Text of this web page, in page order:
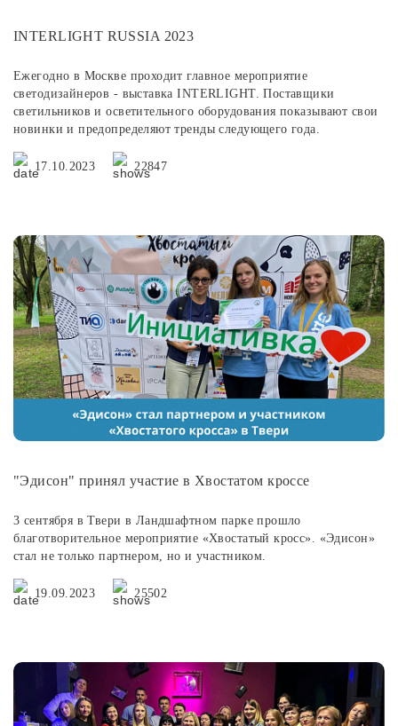
INTERLIGHT RUSSIA 2023
Ежегодно в Москве проходит главное мероприятие
светодизайнеров - выставка INTERLIGHT. Поставщики
светильников и осветительного оборудования показывают свои
новинки и предопределяют тренды следующего года.
17.10.2023 22847
"Эдисон" принял участие в Хвостатом кроссе
3 сентября в Твери в Ландшафтном парке прошло
благотворительное мероприятие «Хвостатый кросс». «Эдисон»
стал не только партнером, но и участником.
19.09.2023 25502